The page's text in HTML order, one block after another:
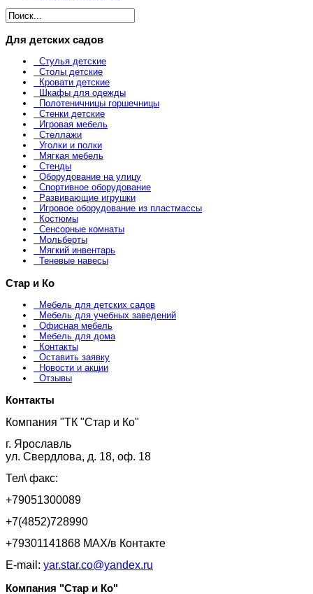
Для детских садов
Стулья детские
Столы детские
Кровати детские
Шкафы для одежды
Полотеничницы горшечницы
Стенки детские
Игровая мебель
Стеллажи
Уголки и полки
Мягкая мебель
Стенды
Оборудование на улицу
Спортивное оборудование
Развивающие игрушки
Игровое оборудование из пластмассы
Костюмы
Сенсорные комнаты
Мольберты
Мягкий инвентарь
Теневые навесы
Стар и Ко
Мебель для детских садов
Мебель для учебных заведений
Офисная мебель
Мебель для дома
Контакты
Оставить заявку
Новости и акции
Отзывы
Контакты
Компания "ТК "Стар и Ко"
г. Ярославль
ул. Свердлова, д. 18, оф. 18
Тел\ факс:
+79051300089
+7(4852)728990
+79301141868 MAX/в Контакте
E-mail: yar.star.co@yandex.ru
Компания "Стар и Ко"